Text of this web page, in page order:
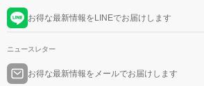
お得な最新情報をLINEでお届けします
ニュースレター
お得な最新情報をメールでお届けします